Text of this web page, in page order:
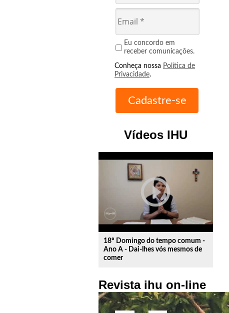
Eu concordo em
receber comunicações.
Conheça nossa Política de
Privacidade.
Vídeos IHU
play_circle_outline
18º Domingo do tempo comum -
Ano A - Dai-lhes vós mesmos de
comer
Revista ihu on-line